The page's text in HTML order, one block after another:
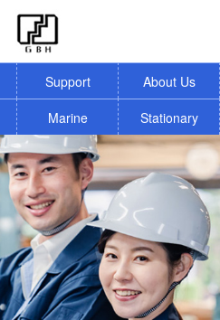
Support
About Us
Marine Stationary